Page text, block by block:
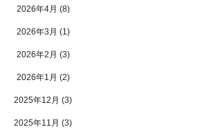
2026年4月 (8)
2026年3月 (1)
2026年2月 (3)
2026年1月 (2)
2025年12月 (3)
2025年11月 (3)